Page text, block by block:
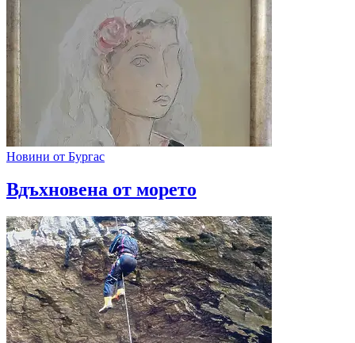
Новини от Бургас
Вдъхновена от морето